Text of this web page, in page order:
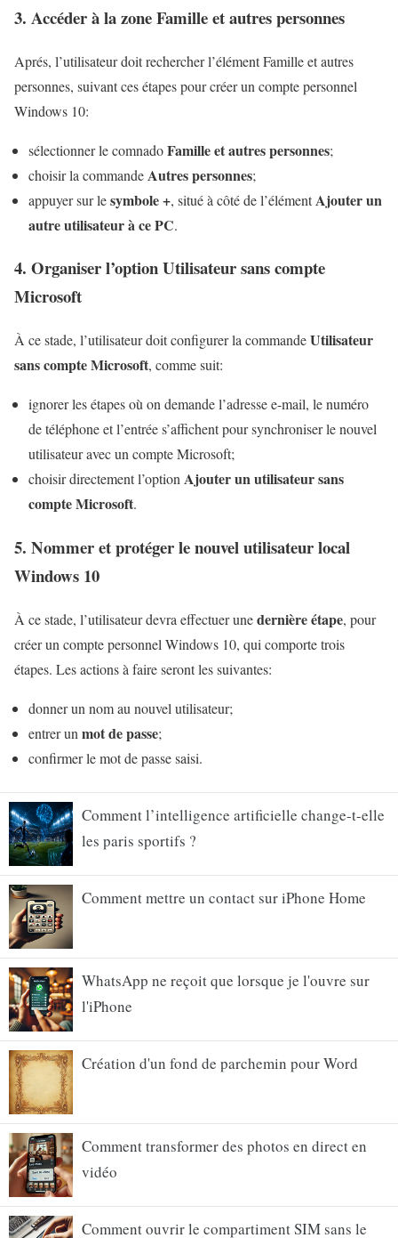
3. Accéder à la zone Famille et autres personnes
Aprés, l’utilisateur doit rechercher l’élément Famille et autres
personnes, suivant ces étapes pour créer un compte personnel
Windows 10:
sélectionner le comnadoFamille et autres personnes;
choisir la commandeAutres personnes;
appuyer sur lesymbole +, situé à côté de l’élémentAjouter un
autre utilisateur à ce PC.
4. Organiser l’option Utilisateur sans compte
Microsoft
À ce stade, l’utilisateur doit configurer la commandeUtilisateur
sans compte Microsoft, comme suit:
ignorer les étapes où on demande l’adresse e-mail, le numéro
de téléphone et l’entrée s’affichent pour synchroniser le nouvel
utilisateur avec un compte Microsoft;
choisir directement l’option Ajouter un utilisateur sans
compte Microsoft.
5. Nommer et protéger le nouvel utilisateur local
Windows 10
À ce stade, l’utilisateur devra effectuer unedernière étape, pour
créer un compte personnel Windows 10, qui comporte trois
étapes. Les actions à faire seront les suivantes:
donner un nom au nouvel utilisateur;
entrer un mot de passe;
confirmer le mot de passe saisi.
Comment l’intelligence artificielle change-t-elle
les paris sportifs ?
Comment mettre un contact sur iPhone Home
WhatsApp ne reçoit que lorsque je l'ouvre sur
l'iPhone
Création d'un fond de parchemin pour Word
Comment transformer des photos en direct en
vidéo
Comment ouvrir le compartiment SIM sans le